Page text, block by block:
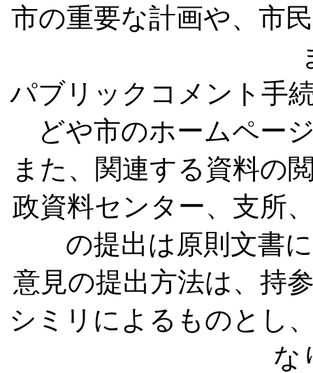
市の重要な計画や、市
パブリックコメント手
どや市のホームペー
また、関連する資料の
政資料センター、支所
の提出は原則文書
意見の提出方法は、持
シミリによるものとし
な